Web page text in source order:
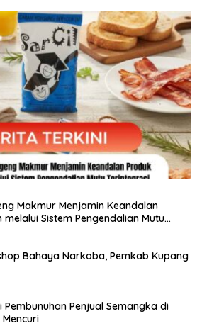
Makmur Menjamin Keandalan
Sistem Pengendalian Mutu
Bahaya Narkoba, Pemkab Kupang
Penjual Semangka di